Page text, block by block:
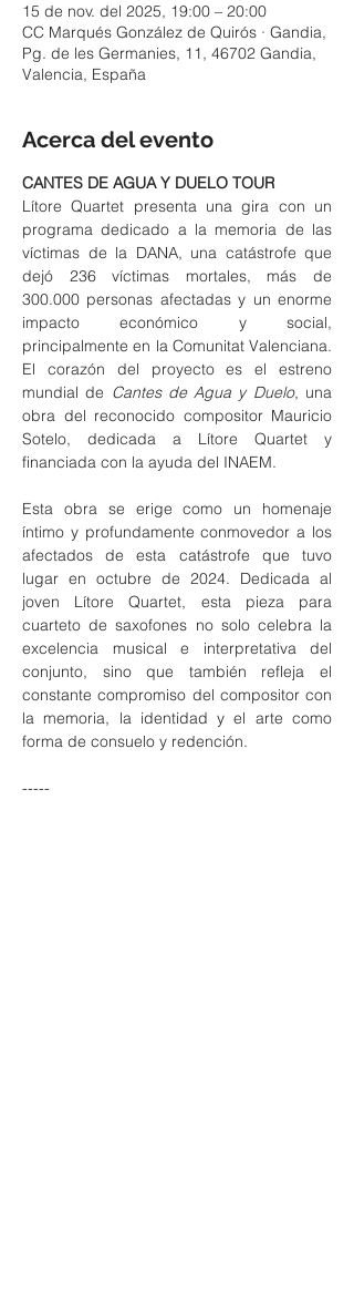
15 de nov. del 2025, 19:00 – 20:00
CC Marqués González de Quirós · Gandia,
Pg. de les Germanies, 11, 46702 Gandia,
Valencia, España
Acerca del evento
CANTES DE AGUA Y DUELO TOUR
Lítore Quartet presenta una gira con un
programa dedicado a la memoria de las
víctimas de la DANA, una catástrofe que
dejó 236 víctimas mortales, más de
300.000 personas afectadas y un enorme
impacto económico y social,
principalmente en la Comunitat Valenciana.
El corazón del proyecto es el estreno
mundial de Cantes de Agua y Duelo, una
obra del reconocido compositor Mauricio
Sotelo, dedicada a Lítore Quartet y
financiada con la ayuda del INAEM.
Esta obra se erige como un homenaje
íntimo y profundamente conmovedor a los
afectados de esta catástrofe que tuvo
lugar en octubre de 2024. Dedicada al
joven Lítore Quartet, esta pieza para
cuarteto de saxofones no solo celebra la
excelencia musical e interpretativa del
conjunto, sino que también refleja el
constante compromiso del compositor con
la memoria, la identidad y el arte como
forma de consuelo y redención.
-----